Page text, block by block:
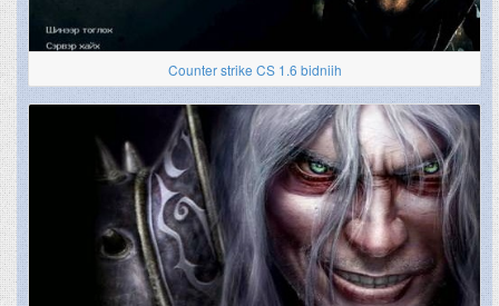
Counter strike CS 1.6 bidniih